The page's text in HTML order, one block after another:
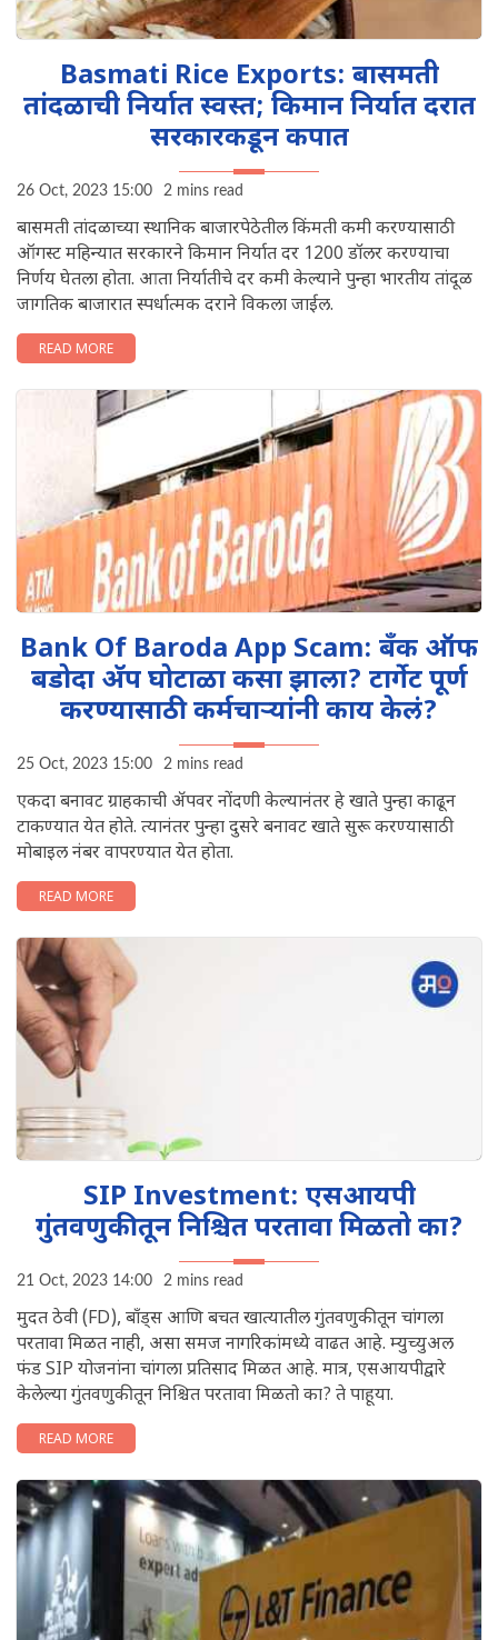
Basmati Rice Exports: बासमती
तांदळाची निर्यात स्वस्त; किमान निर्यात दरात
सरकारकडून कपात
26 Oct, 2023 15:00 2 mins read
बासमती तांदळाच्या स्थानिक बाजारपेठेतील किंमती कमी करण्यासाठी
ऑगस्ट महिन्यात सरकारने किमान निर्यात दर 1200 डॉलर करण्याचा
निर्णय घेतला होता. आता निर्यातीचे दर कमी केल्याने पुन्हा भारतीय तांदूळ
जागतिक बाजारात स्पर्धात्मक दराने विकला जाईल.
READ MORE
Bank Of Baroda App Scam: बँक ऑफ
बडोदा अ‍ॅप घोटाळा कसा झाला? टार्गेट पूर्ण
करण्यासाठी कर्मचाऱ्यांनी काय केलं?
25 Oct, 2023 15:00 2 mins read
एकदा बनावट ग्राहकाची अ‍ॅपवर नोंदणी केल्यानंतर हे खाते पुन्हा काढून
टाकण्यात येत होते. त्यानंतर पुन्हा दुसरे बनावट खाते सुरू करण्यासाठी
मोबाइल नंबर वापरण्यात येत होता.
READ MORE
SIP Investment: एसआयपी
गुंतवणुकीतून निश्चित परतावा मिळतो का?
21 Oct, 2023 14:00 2 mins read
मुदत ठेवी (FD), बाँड्स आणि बचत खात्यातील गुंतवणुकीतून चांगला
परतावा मिळत नाही, असा समज नागरिकांमध्ये वाढत आहे. म्युच्युअल
फंड SIP योजनांना चांगला प्रतिसाद मिळत आहे. मात्र, एसआयपीद्वारे
केलेल्या गुंतवणुकीतून निश्चित परतावा मिळतो का? ते पाहूया.
READ MORE